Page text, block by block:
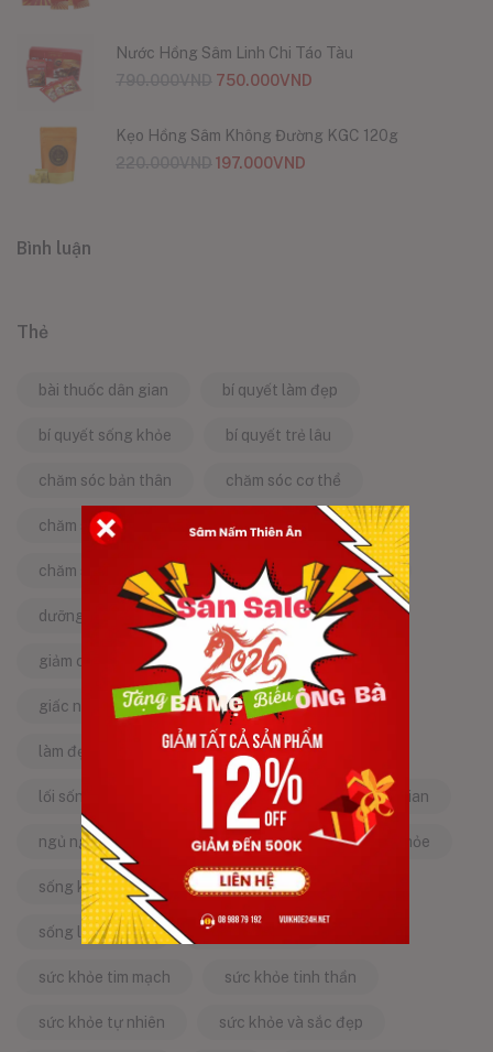
Nước Hồng Sâm Linh Chi Táo Tàu
750.000VND
Kẹo Hồng Sâm Không Đường KGC 120g
197.000VND
Bình luận
Thẻ
bài thuốc dân gian bí quyết làm đẹp
bí quyết sống khỏe bí quyết trẻ lâu
chăm sóc bản thân chăm sóc cơ thể
chăm sóc da chăm sóc sức khỏe
chăm sóc sức khỏe tự nhiên chống lão hóa
dưỡng da tự nhiên dưỡng sinh
giảm căng thẳng giảm stress
giấc ngủ ngon kinh nghiệm dân gian
làm đẹp từ bên trong làm đẹp tự nhiên
lối sống lành mạnh mật ong mẹo dân gian
ngủ ngon năng lượng tích cực sống khỏe
sống khỏe mỗi ngày sống khỏe đẹp
sống lành mạnh sống tích cực
sức khỏe tim mạch sức khỏe tinh thần
sức khỏe tự nhiên sức khỏe và sắc đẹp